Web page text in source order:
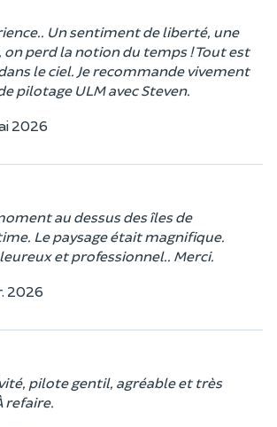
Un sentiment de liberté, une
on perd la notion du temps ! Tout est
le ciel. Je recommande vivement
pilotage ULM avec Steven.
2026
au dessus des îles de
Le paysage était magnifique.
et professionnel.. Merci.
2026
pilote gentil, agréable et très
refaire.